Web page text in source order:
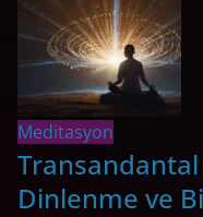
Meditasyon
Dinlenme ve